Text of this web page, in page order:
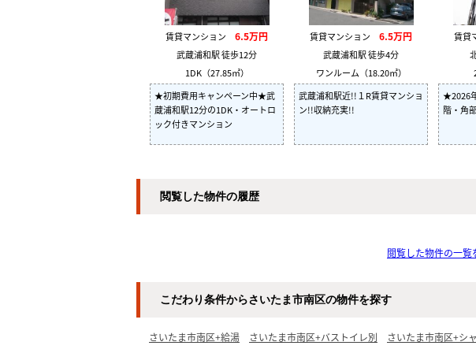
賃貸マンション 6.5万円
武蔵浦和駅 徒歩12分
1DK（27.85㎡）
★初期費用キャンペーン中★武
蔵浦和駅12分の1DK・オートロ
ック付きマンション
賃貸マンション 6.5万円
武蔵浦和駅 徒歩4分
ワンルーム（18.20㎡）
武蔵浦和駅近!!１R賃貸マンショ
ン!!収納充実!!
賃貸
★2026
階・角
閲覧した物件の履歴
閲覧した物件の一覧
こだわり条件からさいたま市南区の物件を探す
さいたま市南区+給湯 さいたま市南区+バストイレ別 さいたま市南区+シ